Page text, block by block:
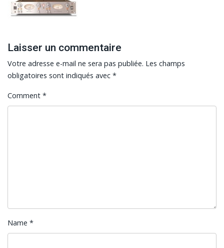
Laisser un commentaire
Votre adresse e-mail ne sera pas publiée. Les champs
obligatoires sont indiqués avec *
Comment *
Name *